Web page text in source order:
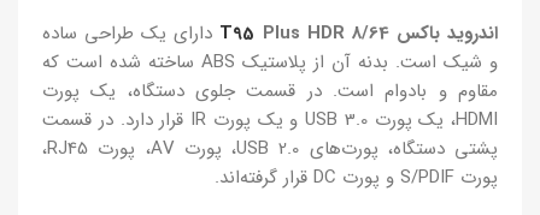
اندروید باکس T95 Plus HDR 8/64
دارای یک طراحی ساده
و شیک است. بدنه آن از پلاستیک ABS ساخته شده است که
مقاوم و بادوام است. در قسمت جلوی دستگاه، یک پورت
HDMI، یک پورت USB 3.0 و یک پورت IR قرار دارد. در قسمت
پشتی دستگاه، پورت‌های USB 2.0، پورت AV، پورت RJ45،
پورت S/PDIF و پورت DC قرار گرفته‌اند.